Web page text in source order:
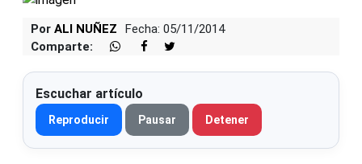
Por ALI NUÑEZ
Fecha: 05/11/2014
Comparte:
Escuchar artículo
Reproducir Pausar Detener